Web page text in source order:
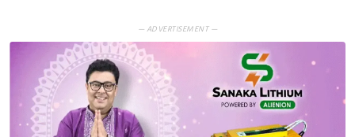
— ADVERTISEMENT —